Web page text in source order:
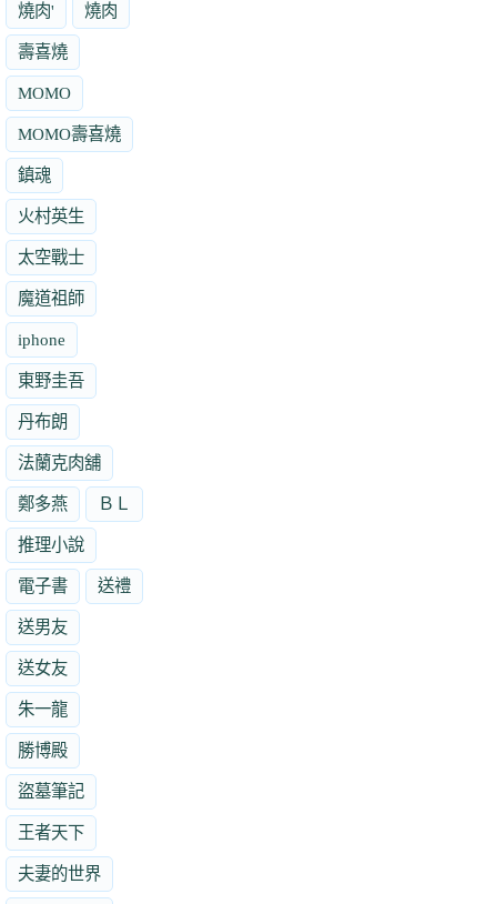
燒肉' 燒肉
壽喜燒
MOMO
MOMO壽喜燒
鎮魂
火村英生
太空戰士
魔道祖師
iphone
東野圭吾
丹布朗
法蘭克肉舖
鄭多燕 ＢＬ
推理小說
電子書 送禮
送男友
送女友
朱一龍
勝博殿
盜墓筆記
王者天下
夫妻的世界